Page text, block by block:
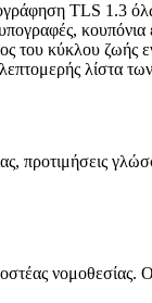
TLS 1.3
κύκλου ζωής
λίστα
προτιμήσεις